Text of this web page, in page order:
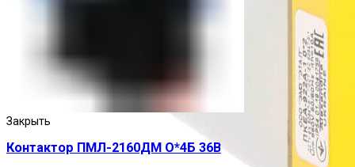
Закрыть
Контактор ПМЛ-2160ДМ О*4Б 36В